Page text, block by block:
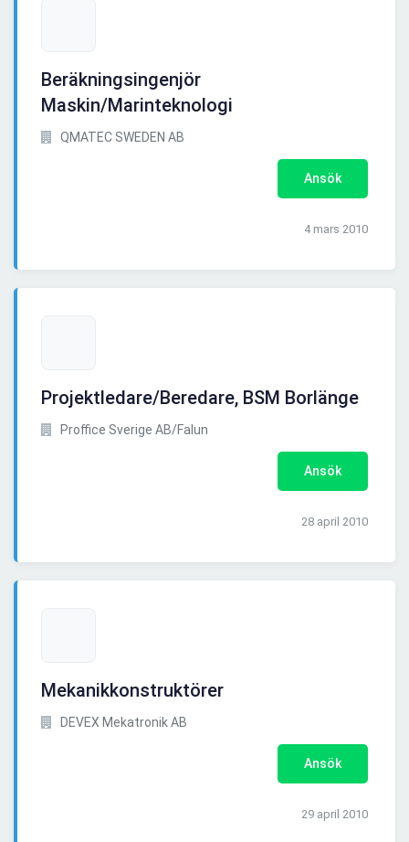
Beräkningsingenjör
Maskin/Marinteknologi
QMATEC SWEDEN AB
Ansök
4 mars 2010
Projektledare/Beredare, BSM Borlänge
Proffice Sverige AB/Falun
Ansök
28 april 2010
Mekanikkonstruktörer
DEVEX Mekatronik AB
Ansök
29 april 2010